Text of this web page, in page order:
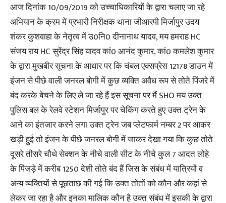
आज दिनांक 10/09/2019 को उच्चाधिकारियों के द्वारा चलाए जा रहे
अभियान के क्रम में प्रभारी निरीक्षक थाना जीआरपी मिर्जापुर उदय
शंकर कुशवाहा के नेतृत्व में उ0नि0 दीनानाथ यादव, मय हमराह HC
संजय राय HC सुरेंद्र सिंह यादव कां0 आनंद कुमार, कां0 कमलेश कुमार
के द्वारा मुखबीर सूचना के आधार पर कि चंबल एक्सप्रेस 12178 डाउन में
इंजन से पीछे वाली जनरल बोगी में कुछ व्यक्ति अवैध रूप से तोते पिंजरे में
बंद करके बेचने के लिए ले जा रहे हैं इस सूचना पर मैं SHO मय उक्त
पुलिस बल के रेलवे स्टेशन मिर्जापुर पर चेकिंग करते हुए उक्त ट्रेन के
आने का इंतजार करने लगा उक्त ट्रेन जब प्लेटफार्म नम्बर 2 पर आकर
खड़ी हुई तो इंजन के पीछे जनरल बोगी में जाकर देखा गया कि कुछ तोते
दूसरे तीसरे चौथे सेक्शन के नीचे वाली सीट के नीचे कुल 7 आदत लोहे
के पिंजड़े में करीब 1250 देशी तोते बंद हैं जिस के संबंध में यात्रियों व
अन्य व्यक्तियों से पूछताछ की गई कि उक्त तोतों को कौन और कहां से
लेकर जा रहा है और इनका मालिक कौन है उक्त संबंध में इसकी के द्वारा